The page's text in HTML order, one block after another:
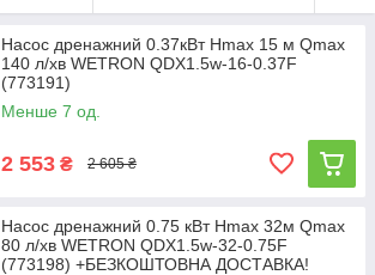
Насос дренажний 0.37кВт Hmax 15 м Qmax
140 л/хв WETRON QDX1.5w-16-0.37F
(773191)
Менше 7 од.
2 553 ₴ 2 605 ₴
Насос дренажний 0.75 кВт Hmax 32м Qmax
80 л/хв WETRON QDX1.5w-32-0.75F
(773198) +БЕЗКОШТОВНА ДОСТАВКА!